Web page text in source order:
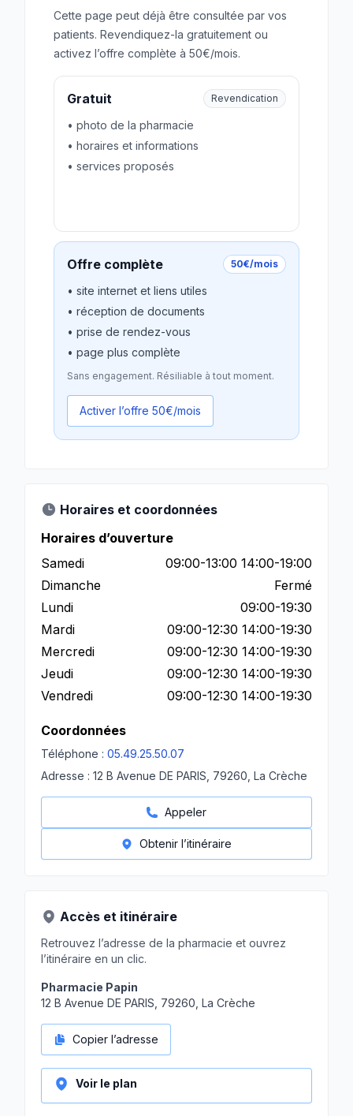
Cette page peut déjà être consultée par vos
patients. Revendiquez-la gratuitement ou
activez l’offre complète à 50€/mois.
Gratuit Revendication
• photo de la pharmacie
• horaires et informations
• services proposés
Offre complète 50€/mois
• site internet et liens utiles
• réception de documents
• prise de rendez-vous
• page plus complète
Sans engagement. Résiliable à tout moment.
Activer l’offre 50€/mois
Horaires et coordonnées
Horaires d’ouverture
Samedi
09:00-13:00 14:00-19:00
Dimanche
Fermé
Lundi
09:00-19:30
Mardi
09:00-12:30 14:00-19:30
Mercredi
09:00-12:30 14:00-19:30
Jeudi
09:00-12:30 14:00-19:30
Vendredi
09:00-12:30 14:00-19:30
Coordonnées
Téléphone : 05.49.25.50.07
Adresse : 12 B Avenue DE PARIS, 79260, La Crèche
Appeler
Obtenir l’itinéraire
Accès et itinéraire
Retrouvez l’adresse de la pharmacie et ouvrez
l’itinéraire en un clic.
Pharmacie Papin
12 B Avenue DE PARIS, 79260, La Crèche
Copier l’adresse
Voir le plan